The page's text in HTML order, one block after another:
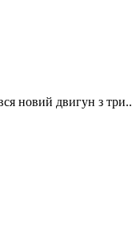
новий двигун з три..